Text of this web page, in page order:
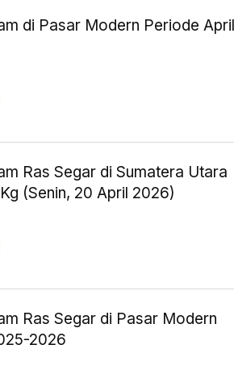
di Pasar Modern Periode April
Ras Segar di Sumatera Utara
(Senin, 20 April 2026)
Ras Segar di Pasar Modern
2026